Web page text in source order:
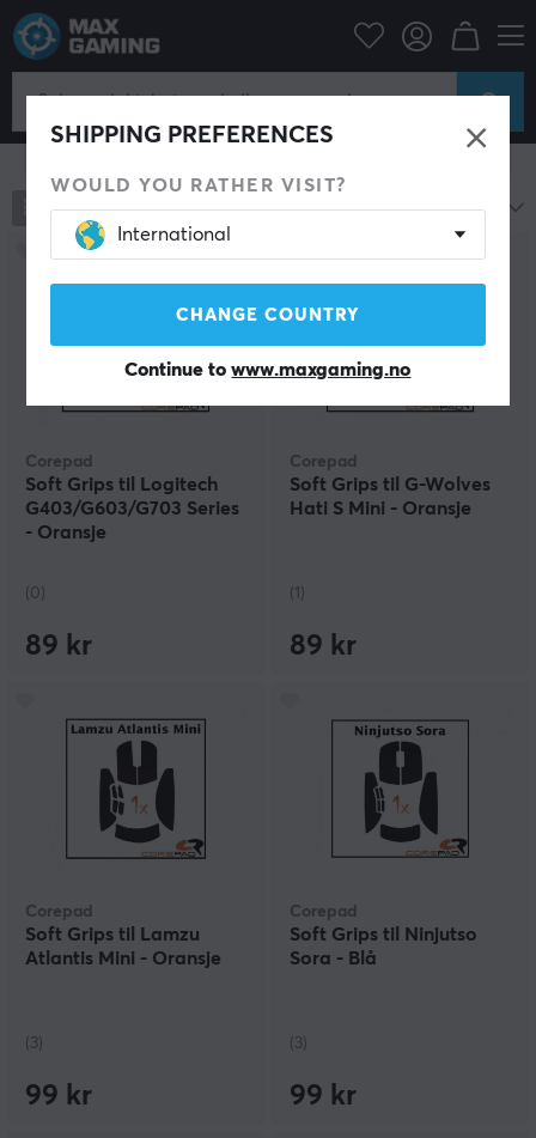
SHIPPING PREFERENCES
WOULD YOU RATHER VISIT?
International
CHANGE COUNTRY
Continue towww.maxgaming.no
Datatilbehør Grep til mus
Grep til mus
246 produkter Mest populære
Corepad
Soft Grips til Logitech
G403/G603/G703 Series
- Oransje
(0)
89 kr
Corepad
Soft Grips til G-Wolves
Hati S Mini - Oransje
(1)
89 kr
Corepad
Soft Grips til Lamzu
Atlantis Mini - Oransje
(3)
99 kr
Corepad
Soft Grips til Ninjutso
Sora - Blå
(3)
99 kr